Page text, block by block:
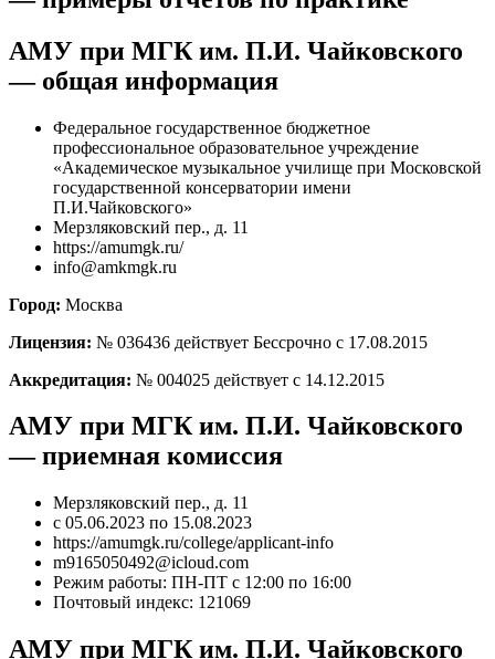
АМУ при МГК им. П.И. Чайковского
— общая информация
Федеральное государственное бюджетное
профессиональное образовательное учреждение
«Академическое музыкальное училище при Московской
государственной консерватории имени
П.И.Чайковского»
Мерзляковский пер., д. 11
https://amumgk.ru/
info@amkmgk.ru
Город: Москва
Лицензия: № 036436 действует Бессрочно с 17.08.2015
Аккредитация: № 004025 действует с 14.12.2015
АМУ при МГК им. П.И. Чайковского
— приемная комиссия
Мерзляковский пер., д. 11
с 05.06.2023 по 15.08.2023
https://amumgk.ru/college/applicant-info
m9165050492@icloud.com
Режим работы: ПН-ПТ с 12:00 по 16:00
Почтовый индекс: 121069
АМУ при МГК им. П.И. Чайковского